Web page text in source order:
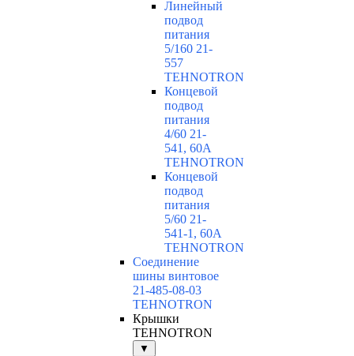
Линейный
подвод
питания
5/160 21-
557
TEHNOTRON
Концевой
подвод
питания
4/60 21-
541, 60А
TEHNOTRON
Концевой
подвод
питания
5/60 21-
541-1, 60А
TEHNOTRON
Соединение
шины винтовое
21-485-08-03
TEHNOTRON
Крышки
TEHNOTRON
▼